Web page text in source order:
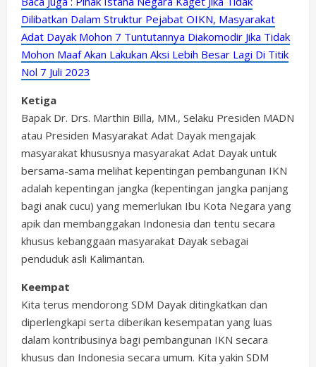
Dilibatkan Dalam Struktur Pejabat OIKN, Masyarakat
Adat Dayak Mohon 7 Tuntutannya Diakomodir Jika Tidak
Mohon Maaf Akan Lakukan Aksi Lebih Besar Lagi Di Titik
Nol 7 Juli 2023
Ketiga
Bapak Dr. Drs. Marthin Billa, MM., Selaku Presiden MADN
atau Presiden Masyarakat Adat Dayak mengajak
masyarakat khususnya masyarakat Adat Dayak untuk
bersama-sama melihat kepentingan pembangunan IKN
adalah kepentingan jangka (kepentingan jangka panjang
bagi anak cucu) yang memerlukan Ibu Kota Negara yang
apik dan membanggakan Indonesia dan tentu secara
khusus kebanggaan masyarakat Dayak sebagai
penduduk asli Kalimantan.
Keempat
Kita terus mendorong SDM Dayak ditingkatkan dan
diperlengkapi serta diberikan kesempatan yang luas
dalam kontribusinya bagi pembangunan IKN secara
khusus dan Indonesia secara umum. Kita yakin SDM